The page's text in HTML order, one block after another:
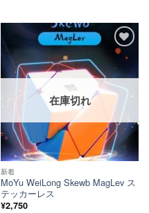
ほし
在庫切れ
新着
MoYu WeiLong Skewb MagLev ス
テッカーレス
¥2,750